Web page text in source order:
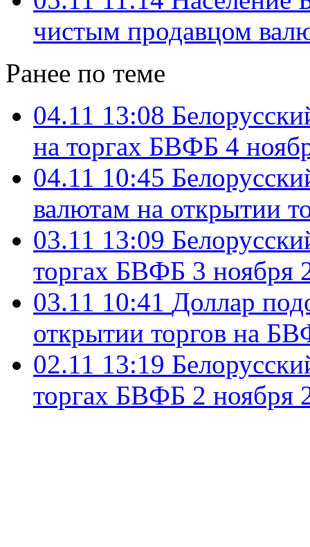
чистым продавцом
Ранее по теме
04.11 13:08
на торгах БВФБ 4
04.11 10:45
валютам на открытии
03.11 13:09
торгах БВФБ 3 ноября
03.11 10:41 Доллар
открытии торгов на
02.11 13:19
торгах БВФБ 2 ноября